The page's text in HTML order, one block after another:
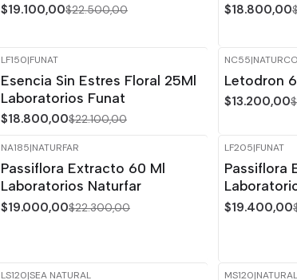
$19.100,00$22.500,00 $18.800,00
-15% OFF
LF150|FUNAT
Esencia Sin Estres Floral 25Ml
Laboratorios Funat
$18.800,00$22.100,00
-15% OFF
NC55|
Letodron
$13.200,00
-15%
NA185|NATURFAR
Passiflora Extracto 60 Ml
Laboratorios Naturfar
$19.000,00$22.300,00
-15%
LF205|FUNAT
Passiflora
$19.400,00
LS120|SEA NATURAL MS120|